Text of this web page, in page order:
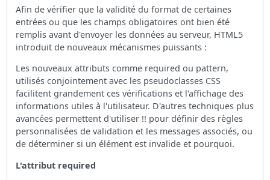
Afin de vérifier que la validité du format de certaines
entrées ou que les champs obligatoires ont bien été
remplis avant d'envoyer les données au serveur, HTML5
introduit de nouveaux mécanismes puissants :
Les nouveaux attributs comme required ou pattern,
utilisés conjointement avec les pseudoclasses CSS
facilitent grandement ces vérifications et l'affichage des
informations utiles à l'utilisateur. D'autres techniques plus
avancées permettent d'utiliser !! pour définir des règles
personnalisées de validation et les messages associés, ou
de déterminer si un élément est invalide et pourquoi.
L'attribut required